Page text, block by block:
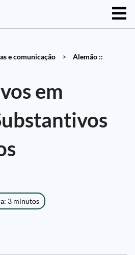
e comunicação > Alemão ::
em
3 minutos